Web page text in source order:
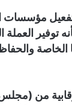
مؤسسات
توفير
الخاصة
من (مجلس